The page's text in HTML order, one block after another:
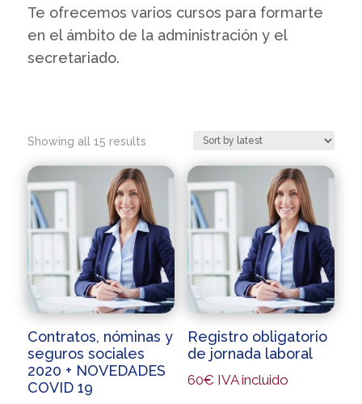
Te ofrecemos varios cursos para formarte
en el ámbito de la administración y el
secretariado.
Showing all 15 results
Contratos, nóminas y
seguros sociales
2020 + NOVEDADES
COVID 19
Registro obligatorio
de jornada laboral
60€ IVA incluido